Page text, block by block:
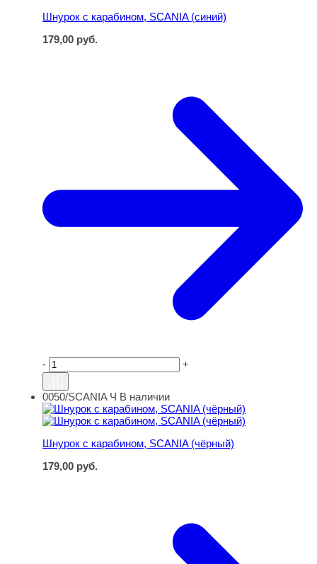
Шнурок с карабином, SCANIA (синий)
179,00 руб.
- +
Шнурок с карабином, SCANIA (чёрный)
0050/SCANIA Ч В наличии
Шнурок с карабином, SCANIA (чёрный)
179,00 руб.